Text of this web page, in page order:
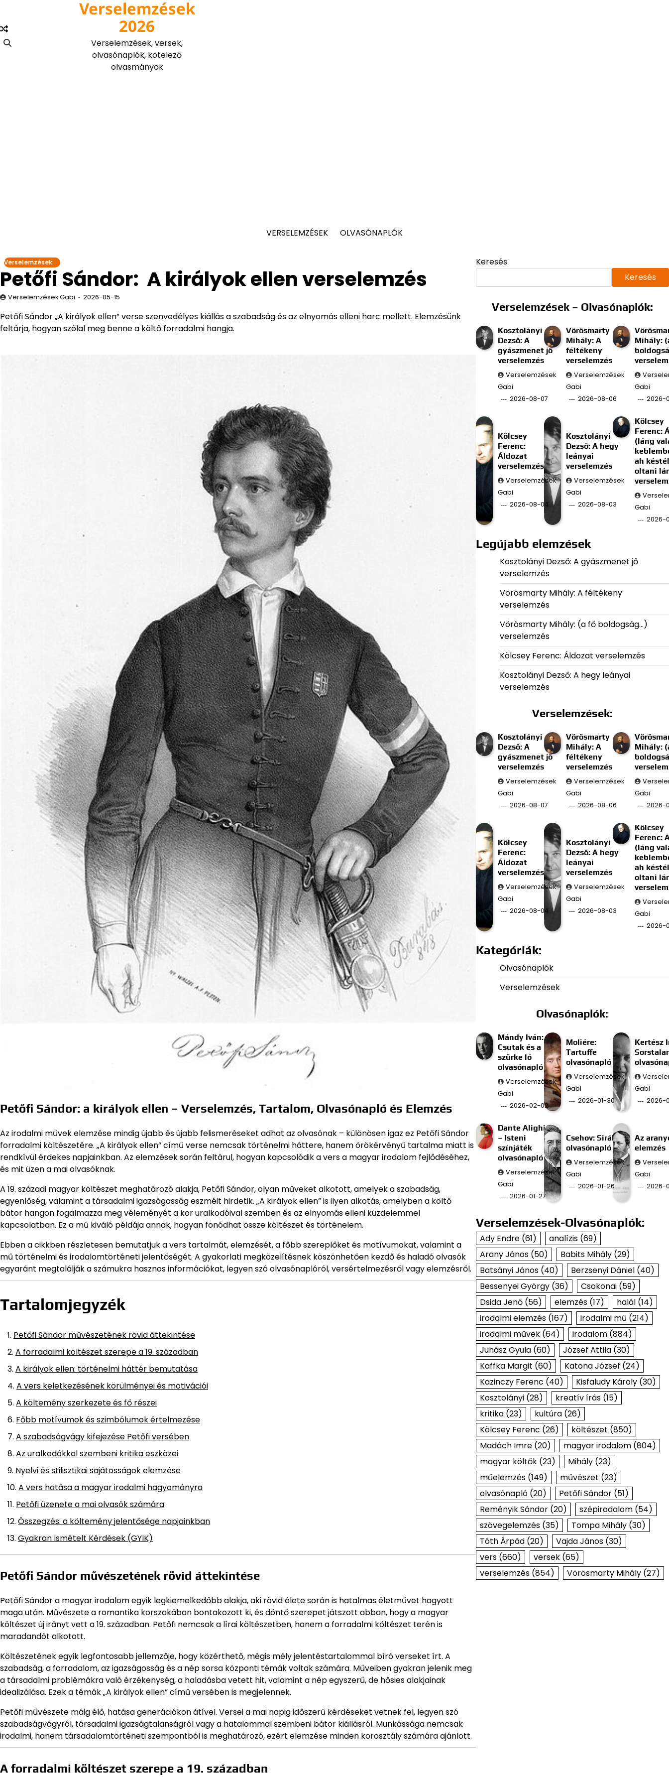
content
Verselemzések
2026
Verselemzések, versek,
olvasónaplók, kötelező
olvasmányok
VERSELEMZÉSEK OLVASÓNAPLÓK
Verselemzések
Petőfi Sándor: A királyok ellen verselemzés
Verselemzések Gabi 2026-05-15
Petőfi Sándor „A királyok ellen” verse szenvedélyes kiállás a szabadság és az elnyomás elleni harc mellett. Elemzésünk
feltárja, hogyan szólal meg benne a költő forradalmi hangja.
Petőfi Sándor: a királyok ellen – Verselemzés, Tartalom, Olvasónapló és Elemzés
Az irodalmi művek elemzése mindig újabb és újabb felismeréseket adhat az olvasónak – különösen igaz ez Petőfi Sándor
forradalmi költészetére. „A királyok ellen” című verse nemcsak történelmi háttere, hanem örökérvényű tartalma miatt is
rendkívül érdekes napjainkban. Az elemzések során feltárul, hogyan kapcsolódik a vers a magyar irodalom fejlődéséhez,
és mit üzen a mai olvasóknak.
A 19. századi magyar költészet meghatározó alakja, Petőfi Sándor, olyan műveket alkotott, amelyek a szabadság,
egyenlőség, valamint a társadalmi igazságosság eszméit hirdetik. „A királyok ellen” is ilyen alkotás, amelyben a költő
bátor hangon fogalmazza meg véleményét a kor uralkodóival szemben és az elnyomás elleni küzdelemmel
kapcsolatban. Ez a mű kiváló példája annak, hogyan fonódhat össze költészet és történelem.
Ebben a cikkben részletesen bemutatjuk a vers tartalmát, elemzését, a főbb szereplőket és motívumokat, valamint a
mű történelmi és irodalomtörténeti jelentőségét. A gyakorlati megközelítésnek köszönhetően kezdő és haladó olvasók
egyaránt megtalálják a számukra hasznos információkat, legyen szó olvasónaplóról, versértelmezésről vagy elemzésről.
Tartalomjegyzék
Petőfi Sándor művészetének rövid áttekintése
A forradalmi költészet szerepe a 19. században
A királyok ellen: történelmi háttér bemutatása
A vers keletkezésének körülményei és motivációi
A költemény szerkezete és fő részei
Főbb motívumok és szimbólumok értelmezése
A szabadságvágy kifejezése Petőfi versében
Az uralkodókkal szembeni kritika eszközei
Nyelvi és stilisztikai sajátosságok elemzése
A vers hatása a magyar irodalmi hagyományra
Petőfi üzenete a mai olvasók számára
Összegzés: a költemény jelentősége napjainkban
Gyakran Ismételt Kérdések (GYIK)
Petőfi Sándor művészetének rövid áttekintése
Petőfi Sándor a magyar irodalom egyik legkiemelkedőbb alakja, aki rövid élete során is hatalmas életművet hagyott
maga után. Művészete a romantika korszakában bontakozott ki, és döntő szerepet játszott abban, hogy a magyar
költészet új irányt vett a 19. században. Petőfi nemcsak a lírai költészetben, hanem a forradalmi költészet terén is
maradandót alkotott.
Költészetének egyik legfontosabb jellemzője, hogy közérthető, mégis mély jelentéstartalommal bíró verseket írt. A
szabadság, a forradalom, az igazságosság és a nép sorsa központi témák voltak számára. Műveiben gyakran jelenik meg
a társadalmi problémákra való érzékenység, a haladásba vetett hit, valamint a nép egyszerű, de hősies alakjainak
idealizálása. Ezek a témák „A királyok ellen” című versében is megjelennek.
Petőfi művészete máig élő, hatása generációkon átível. Versei a mai napig időszerű kérdéseket vetnek fel, legyen szó
szabadságvágyról, társadalmi igazságtalanságról vagy a hatalommal szembeni bátor kiállásról. Munkássága nemcsak
irodalmi, hanem társadalomtörténeti szempontból is meghatározó, ezért elemzése minden korosztály számára ajánlott.
A forradalmi költészet szerepe a 19. században
Keresés
Keresés
Verselemzések – Olvasónaplók:
Kosztolányi
Dezső: A
gyászmenet jő
verselemzés
Verselemzések
Gabi
2026-08-07
Vörösmarty
Mihály: A
féltékeny
verselemzés
Verselemzések
Gabi
2026-08-06
Mihály:
Gabi
2026-
Kölcsey
Ferenc:
Áldozat
verselemzés
Verselemzések
Gabi
2026-08-04
Kosztolányi
Dezső: A hegy
leányai
verselemzés
Verselemzések
Gabi
2026-08-03
Kölcsey
Ferenc:
(láng
ah késtél
oltani
Gabi
2026-
Legújabb elemzések
Kosztolányi Dezső: A gyászmenet jő
verselemzés
Vörösmarty Mihály: A féltékeny
verselemzés
Vörösmarty Mihály: (a fő boldogság…)
verselemzés
Kölcsey Ferenc: Áldozat verselemzés
Kosztolányi Dezső: A hegy leányai
verselemzés
Verselemzések:
Kosztolányi
Dezső: A
gyászmenet jő
verselemzés
Verselemzések
Gabi
2026-08-07
Vörösmarty
Mihály: A
féltékeny
verselemzés
Verselemzések
Gabi
2026-08-06
Mihály:
Gabi
2026-
Kölcsey
Ferenc:
Áldozat
verselemzés
Verselemzések
Gabi
2026-08-04
Kosztolányi
Dezső: A hegy
leányai
verselemzés
Verselemzések
Gabi
2026-08-03
Kölcsey
Ferenc:
(láng
ah késtél
oltani
Gabi
2026-
Kategóriák:
Olvasónaplók
Verselemzések
Olvasónaplók:
Mándy Iván:
Csutak és a
szürke ló
olvasónapló
Verselemzések
Gabi
2026-02-02
Moliére:
Tartuffe
olvasónapló
Verselemzések
Gabi
2026-01-30
Kertész
Gabi
2026-
Dante Alighieri
– Isteni
színjáték
olvasónapló
Verselemzések
Gabi
2026-01-27
Csehov: Sirály
olvasónapló
Verselemzések
Gabi
2026-01-26
Az
elemzés
Gabi
2026-
Verselemzések-Olvasónaplók:
Ady Endre(61) analízis(69)
Arany János(50) Babits Mihály(29)
Batsányi János(40) Berzsenyi Dániel(40)
Bessenyei György(36) Csokonai(59)
Dsida Jenő(56) elemzés(17) halál(14)
irodalmi elemzés(167) irodalmi mű (214)
irodalmi művek(64) irodalom(884)
Juhász Gyula(60) József Attila(30)
Kaffka Margit (60) Katona József (24)
Kazinczy Ferenc (40) Kisfaludy Károly(30)
Kosztolányi(28) kreatív írás(15)
kritika(23) kultúra(26)
Kölcsey Ferenc (26) költészet (850)
Madách Imre(20) magyar irodalom(804)
magyar költők(23) Mihály(23)
műelemzés(149) művészet (23)
olvasónapló(20) Petőfi Sándor(51)
Reményik Sándor(20) szépirodalom(54)
szövegelemzés(35) Tompa Mihály(30)
Tóth Árpád(20) Vajda János(30)
vers(660) versek(65)
verselemzés(854) Vörösmarty Mihály(27)